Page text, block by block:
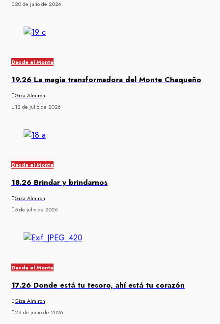
20 de julio de 2026
Desde el Monte
19.26 La magia transformadora del Monte Chaqueño
Giza Almiron
12 de julio de 2026
Desde el Monte
18.26 Brindar y brindarnos
Giza Almiron
5 de julio de 2026
Desde el Monte
17.26 Donde está tu tesoro, ahí está tu corazón
Giza Almiron
28 de junio de 2026